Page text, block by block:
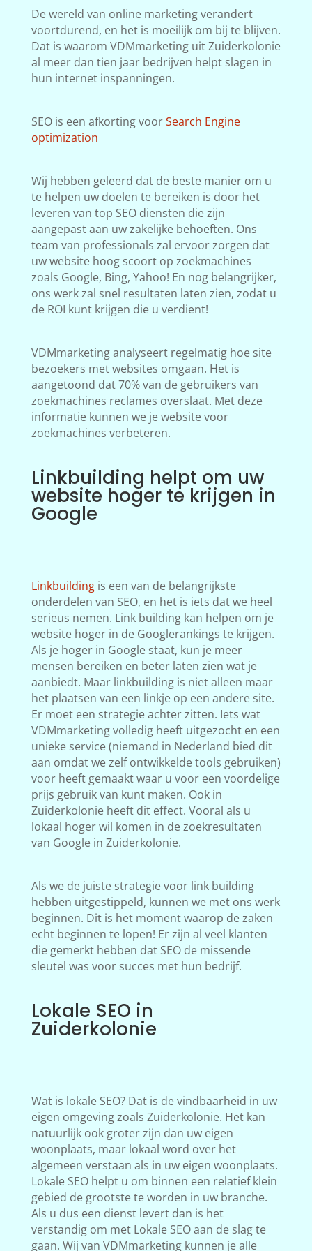
De wereld van online marketing verandert
voortdurend, en het is moeilijk om bij te blijven.
Dat is waarom VDMmarketing uit Zuiderkolonie
al meer dan tien jaar bedrijven helpt slagen in
hun internet inspanningen.
SEO is een afkorting voorSearch Engine
optimization
Wij hebben geleerd dat de beste manier om u
te helpen uw doelen te bereiken is door het
leveren van top SEO diensten die zijn
aangepast aan uw zakelijke behoeften. Ons
team van professionals zal ervoor zorgen dat
uw website hoog scoort op zoekmachines
zoals Google, Bing, Yahoo! En nog belangrijker,
ons werk zal snel resultaten laten zien, zodat u
de ROI kunt krijgen die u verdient!
VDMmarketing analyseert regelmatig hoe site
bezoekers met websites omgaan. Het is
aangetoond dat 70% van de gebruikers van
zoekmachines reclames overslaat. Met deze
informatie kunnen we je website voor
zoekmachines verbeteren.
Linkbuilding helpt om uw
website hoger te krijgen in
Google
Linkbuildingis een van de belangrijkste
onderdelen van SEO, en het is iets dat we heel
serieus nemen. Link building kan helpen om je
website hoger in de Googlerankings te krijgen.
Als je hoger in Google staat, kun je meer
mensen bereiken en beter laten zien wat je
aanbiedt. Maar linkbuilding is niet alleen maar
het plaatsen van een linkje op een andere site.
Er moet een strategie achter zitten. Iets wat
VDMmarketing volledig heeft uitgezocht en een
unieke service (niemand in Nederland bied dit
aan omdat we zelf ontwikkelde tools gebruiken)
voor heeft gemaakt waar u voor een voordelige
prijs gebruik van kunt maken. Ook in
Zuiderkolonie heeft dit effect. Vooral als u
lokaal hoger wil komen in de zoekresultaten
van Google in Zuiderkolonie.
Als we de juiste strategie voor link building
hebben uitgestippeld, kunnen we met ons werk
beginnen. Dit is het moment waarop de zaken
echt beginnen te lopen! Er zijn al veel klanten
die gemerkt hebben dat SEO de missende
sleutel was voor succes met hun bedrijf.
Lokale SEO in
Zuiderkolonie
Wat is lokale SEO? Dat is de vindbaarheid in uw
eigen omgeving zoals Zuiderkolonie. Het kan
natuurlijk ook groter zijn dan uw eigen
woonplaats, maar lokaal word over het
algemeen verstaan als in uw eigen woonplaats.
Lokale SEO helpt u om binnen een relatief klein
gebied de grootste te worden in uw branche.
Als u dus een dienst levert dan is het
verstandig om met Lokale SEO aan de slag te
gaan. Wij van VDMmarketing kunnen je alle